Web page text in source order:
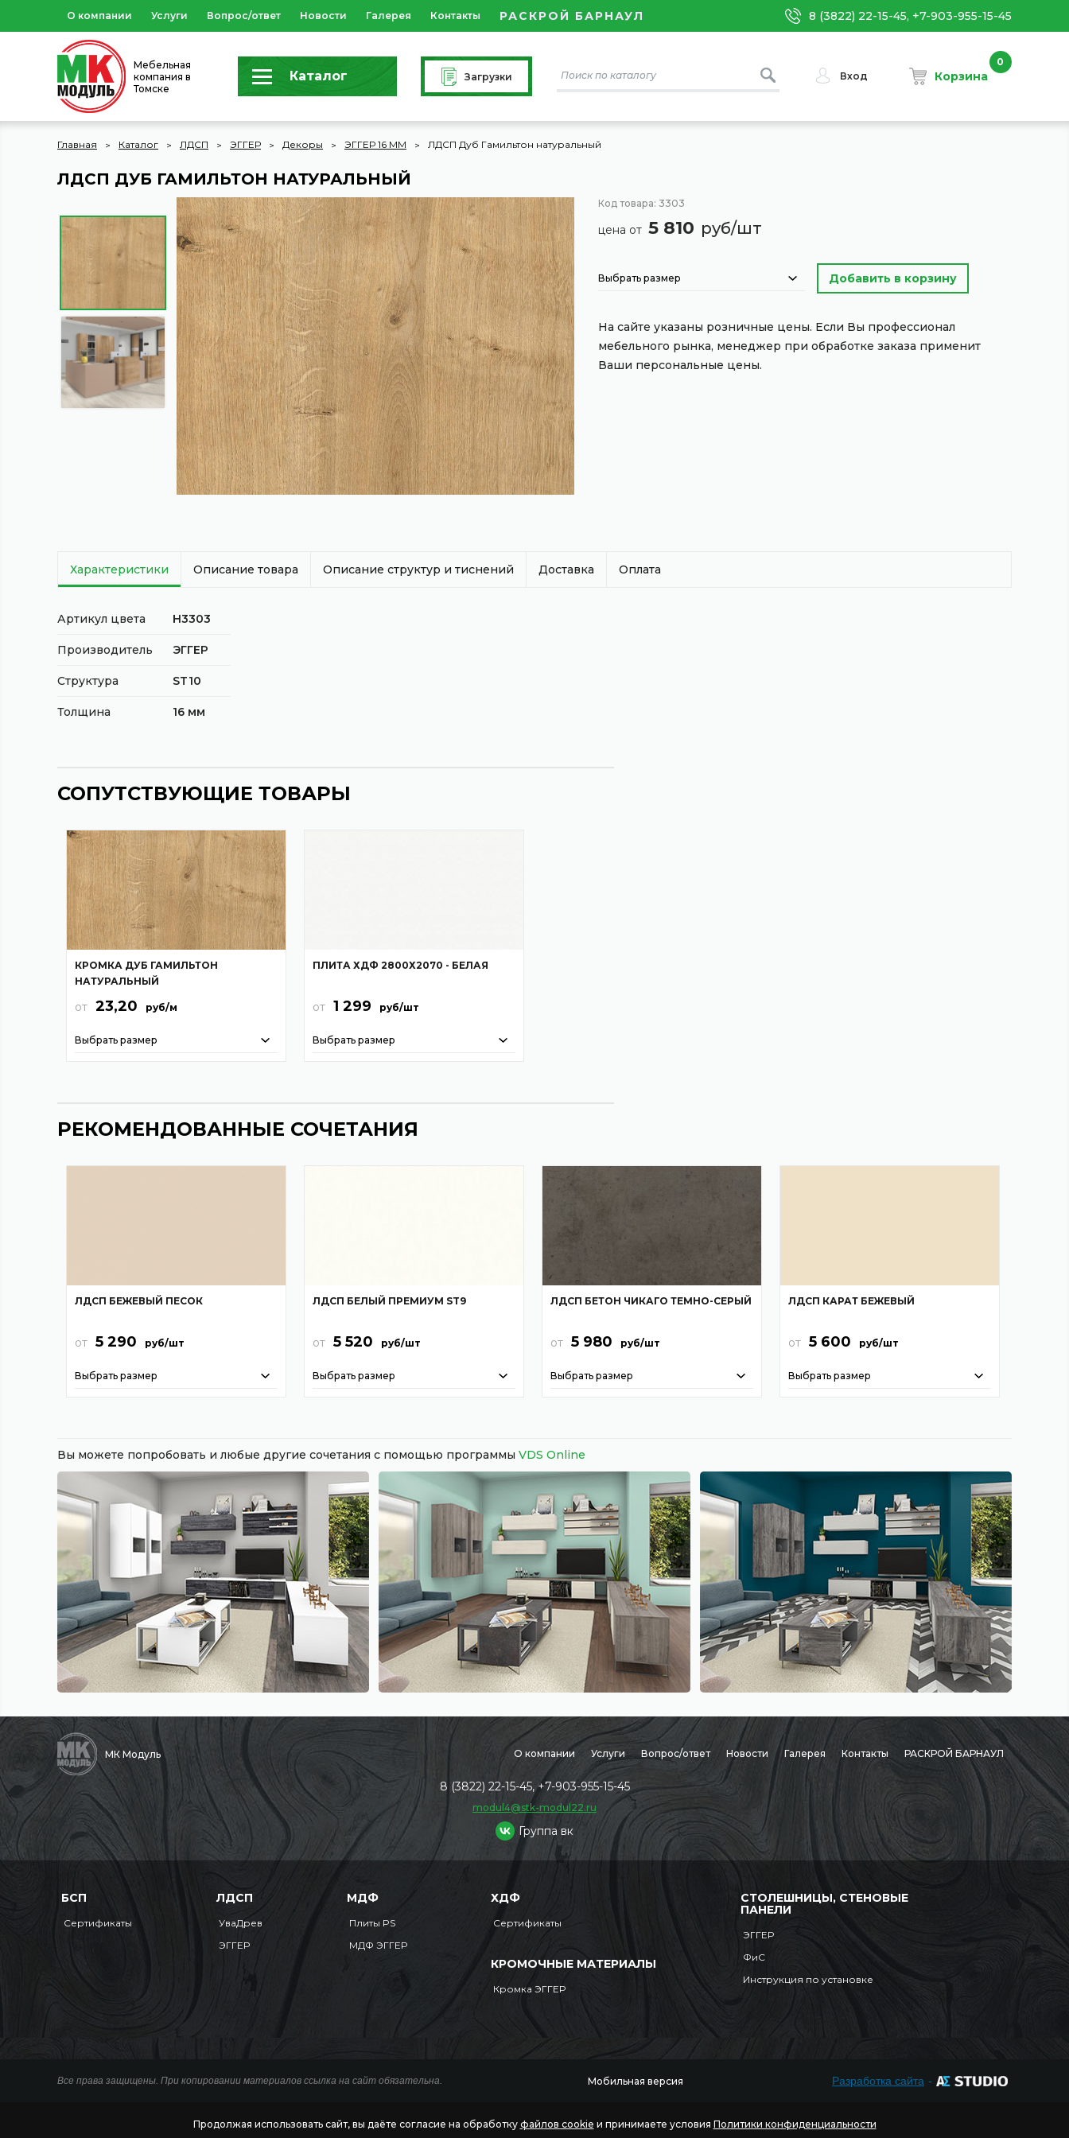
О компании Услуги Вопрос/ответ Новости Галерея Контакты РАСКРОЙ БАРНАУЛ 8 (3822) 22-15-45, +7-903-955-15-45
Мебельная
компания в
Томске
Каталог Загрузки Вход Корзина
0
Главная Каталог ЛДСП ЭГГЕР Декоры ЭГГЕР 16 ММ ЛДСП Дуб Гамильтон натуральный
ЛДСП ДУБ ГАМИЛЬТОН НАТУРАЛЬНЫЙ
Код товара: 3303
цена от 5 810 руб/шт
Выбрать размер
На сайте указаны розничные цены. Если Вы профессионал
мебельного рынка, менеджер при обработке заказа применит
Ваши персональные цены.
Характеристики Описание товара Описание структур и тиснений Доставка Оплата
Артикул цвета H3303
Производитель ЭГГЕР
Структура ST10
Толщина 16 мм
СОПУТСТВУЮЩИЕ ТОВАРЫ
КРОМКА ДУБ ГАМИЛЬТОН
НАТУРАЛЬНЫЙ
от 23,20 руб/м
Выбрать размер
ПЛИТА ХДФ 2800Х2070 - БЕЛАЯ
от 1 299 руб/шт
Выбрать размер
РЕКОМЕНДОВАННЫЕ СОЧЕТАНИЯ
ЛДСП БЕЖЕВЫЙ ПЕСОК
от 5 290 руб/шт
Выбрать размер
ЛДСП БЕЛЫЙ ПРЕМИУМ ST9
от 5 520 руб/шт
Выбрать размер
ЛДСП БЕТОН ЧИКАГО ТЕМНО-СЕРЫЙ
от 5 980 руб/шт
Выбрать размер
ЛДСП КАРАТ БЕЖЕВЫЙ
от 5 600 руб/шт
Выбрать размер
Вы можете попробовать и любые другие сочетания с помощью программы VDS Online
МК Модуль О компании Услуги Вопрос/ответ Новости Галерея Контакты РАСКРОЙ БАРНАУЛ
8 (3822) 22-15-45, +7-903-955-15-45
modul4@stk-modul22.ru
Группа вк
БСП
Сертификаты
ЛДСП
УваДрев
ЭГГЕР
МДФ
Плиты PS
МДФ ЭГГЕР
ХДФ
Сертификаты
КРОМОЧНЫЕ МАТЕРИАЛЫ
Кромка ЭГГЕР
СТОЛЕШНИЦЫ, СТЕНОВЫЕ
ПАНЕЛИ
ЭГГЕР
ФиС
Инструкция по установке
Все права защищены. При копировании материалов ссылка на сайт обязательна. Мобильная версия Разработка сайта -
Продолжая использовать сайт, вы даёте согласие на обработку файлов cookie и принимаете условия Политики конфиденциальности